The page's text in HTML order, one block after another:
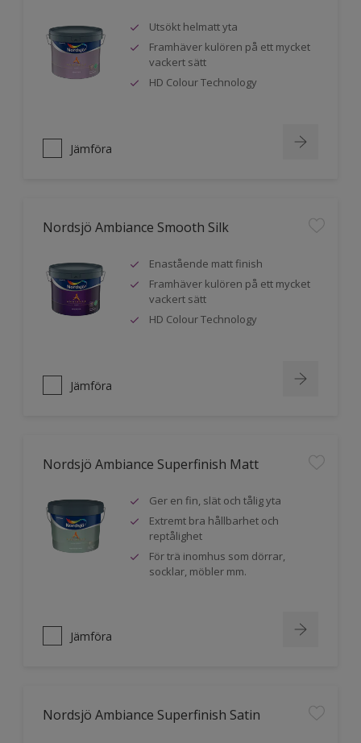
Utsökt helmatt yta
Framhäver kulören på ett mycket
vackert sätt
HD Colour Technology
Jämföra
Nordsjö Ambiance Smooth Silk
Enastående matt finish
Framhäver kulören på ett mycket
vackert sätt
HD Colour Technology
Jämföra
Nordsjö Ambiance Superfinish Matt
Ger en fin, slät och tålig yta
Extremt bra hållbarhet och
reptålighet
För trä inomhus som dörrar,
socklar, möbler mm.
Jämföra
Nordsjö Ambiance Superfinish Satin